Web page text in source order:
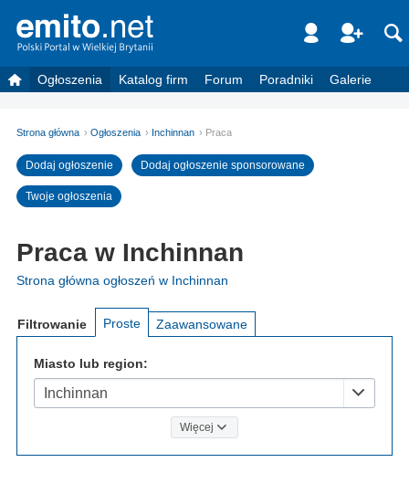
Ogłoszenia Katalog firm Forum Poradniki Galerie
Strona główna Ogłoszenia Inchinnan Praca
Dodaj ogłoszenie Dodaj ogłoszenie sponsorowane
Twoje ogłoszenia
Praca w Inchinnan
Strona główna ogłoszeń w Inchinnan
Filtrowanie Proste Zaawansowane
Miasto lub region:
Inchinnan
Więcej